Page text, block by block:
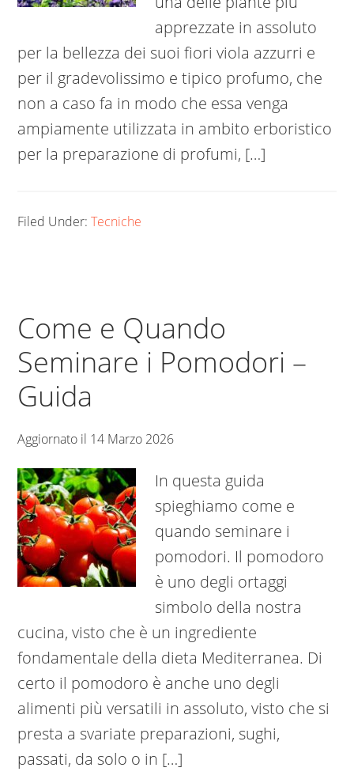
apprezzate in assoluto
per la bellezza dei suoi fiori viola azzurri e
per il gradevolissimo e tipico profumo, che
non a caso fa in modo che essa venga
ampiamente utilizzata in ambito erboristico
per la preparazione di profumi, […]
Filed Under:Tecniche
Come e Quando
Seminare i Pomodori –
Guida
Aggiornato il 14 Marzo 2026
In questa guida
spieghiamo come e
quando seminare i
pomodori. Il pomodoro
è uno degli ortaggi
simbolo della nostra
cucina, visto che è un ingrediente
fondamentale della dieta Mediterranea. Di
certo il pomodoro è anche uno degli
alimenti più versatili in assoluto, visto che si
presta a svariate preparazioni, sughi,
passati, da solo o in […]